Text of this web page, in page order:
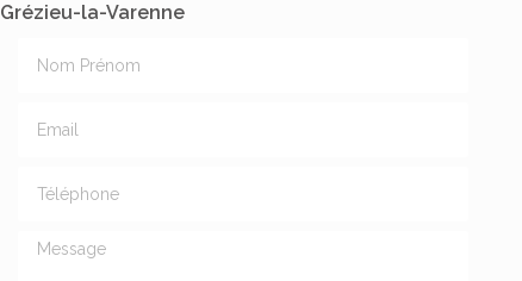
Grézieu-la-Varenne
Message